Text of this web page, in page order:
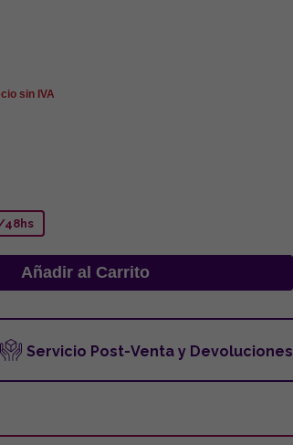
sin IVA
48hs
Servicio Post-Venta y Devoluciones